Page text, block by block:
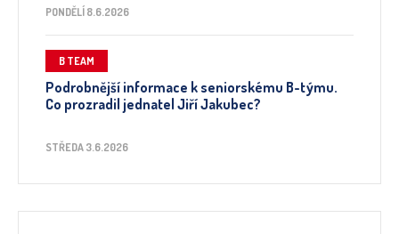
PONDĚLÍ 8.6.2026
B TEAM
Podrobnější informace k seniorskému B-týmu.
Co prozradil jednatel Jiří Jakubec?
STŘEDA 3.6.2026